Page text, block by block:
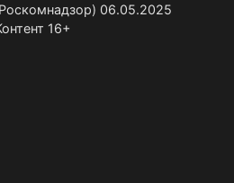
06.05.2025
16+